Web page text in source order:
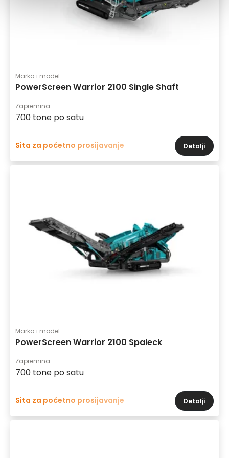
Marka i model
PowerScreen Warrior 2100 Single Shaft
Zapremina
700 tone po satu
Sita za početno prosijavanje Detalji
Marka i model
PowerScreen Warrior 2100 Spaleck
Zapremina
700 tone po satu
Sita za početno prosijavanje Detalji